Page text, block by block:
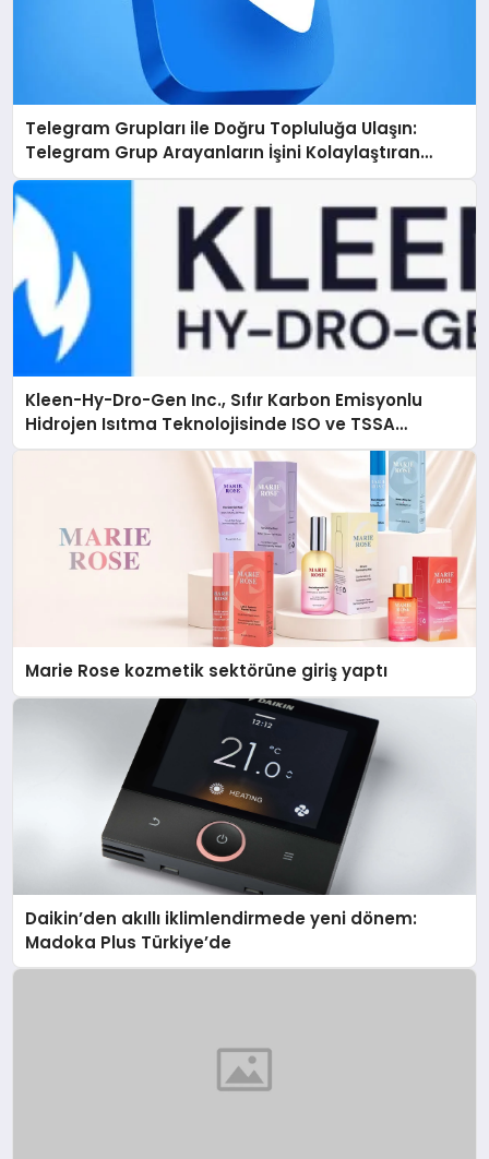
Telegram Grupları ile Doğru Topluluğa Ulaşın:
Telegram Grup Arayanların İşini Kolaylaştıran
Çözüm
Kleen-Hy-Dro-Gen Inc., Sıfır Karbon Emisyonlu
Hidrojen Isıtma Teknolojisinde ISO ve TSSA
Düzenleyici Onaylarını Aldı
Marie Rose kozmetik sektörüne giriş yaptı
Daikin’den akıllı iklimlendirmede yeni dönem:
Madoka Plus Türkiye’de